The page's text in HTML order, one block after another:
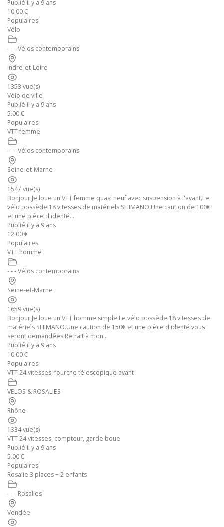
Publié il y a 9 ans
10.00 €
Populaires
Vélo
- - - Vélos contemporains
Indre-et-Loire
1353 vue(s)
Vélo de ville
Publié il y a 9 ans
5.00 €
Populaires
VTT femme
- - - Vélos contemporains
Seine-et-Marne
1547 vue(s)
Bonjour,Je loue un VTT femme quasi neuf avec suspension à l'avant.Le
vélo possède 18 vitesses de matériels SHIMANO.Une caution de 100€
et une pièce d'identé...
Publié il y a 9 ans
12.00 €
Populaires
VTT homme
- - - Vélos contemporains
Seine-et-Marne
1659 vue(s)
Bonjour,Je loue un VTT homme simple.Le vélo possède 18 vitesses de
matériels SHIMANO.Une caution de 150€ et une pièce d'identé vous
seront demandées.Retrait à mon...
Publié il y a 9 ans
10.00 €
Populaires
VTT 24 vitesses, fourche télescopique avant
VELOS & ROSALIES
Rhône
1334 vue(s)
VTT 24 vitesses, compteur, garde boue
Publié il y a 9 ans
5.00 €
Populaires
Rosalie 3 places + 2 enfants
- - - Rosalies
Vendée